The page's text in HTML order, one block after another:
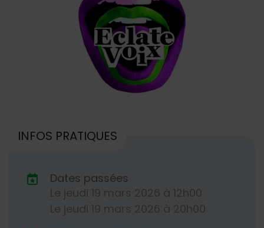
INFOS PRATIQUES
Dates de planification
Dates passées
Le jeudi 19 mars 2026 à 12h00
Le jeudi 19 mars 2026 à 20h00